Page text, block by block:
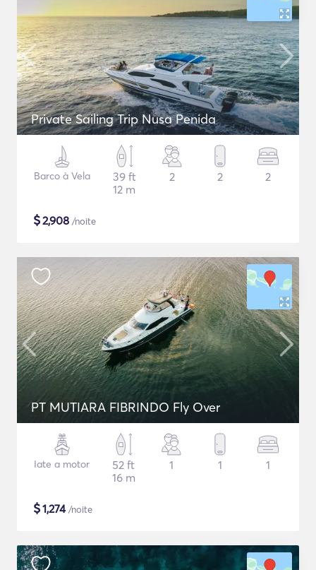
Private Sailing Trip Nusa Penida
Barco à Vela
39 ft
12 m
2 2 2
$2,908 /noite
PT MUTIARA FIBRINDO Fly Over
Iate a motor
52 ft
16 m
1 1 1
$1,274/noite